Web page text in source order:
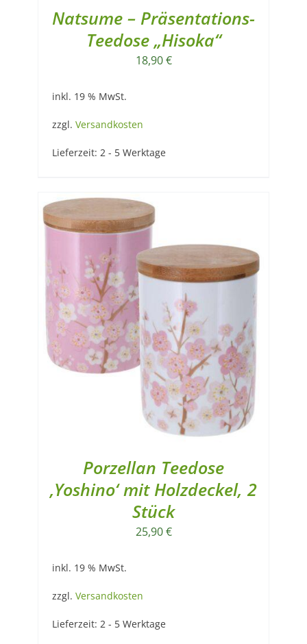
Natsume – Präsentations-
Teedose „Hisoka“
18,90€
inkl. 19 % MwSt.
zzgl. Versandkosten
Lieferzeit: 2 - 5 Werktage
Porzellan Teedose
‚Yoshino‘ mit Holzdeckel, 2
Stück
25,90€
inkl. 19 % MwSt.
zzgl. Versandkosten
Lieferzeit: 2 - 5 Werktage